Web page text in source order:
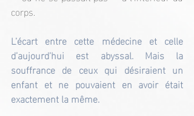
corps.
L’écart entre cette médecine et celle
d’aujourd’hui est abyssal. Mais la
souffrance de ceux qui désiraient un
enfant et ne pouvaient en avoir était
exactement la même.